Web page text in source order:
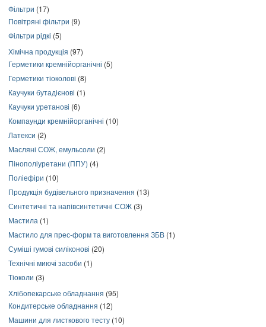
Фільтри (17)
Повітряні фільтри (9)
Фільтри рідкі (5)
Хімічна продукція (97)
Герметики кремнійорганічні (5)
Герметики тіоколові (8)
Каучуки бутадієнові (1)
Каучуки уретанові (6)
Компаунди кремнійорганічні (10)
Латекси (2)
Масляні СОЖ, емульсоли (2)
Пінополіуретани (ППУ) (4)
Поліефіри (10)
Продукція будівельного призначення (13)
Синтетичні та напівсинтетичні СОЖ (3)
Мастила (1)
Мастило для прес-форм та виготовлення ЗБВ (1)
Суміші гумові силіконові (20)
Технічні миючі засоби (1)
Тіоколи (3)
Хлібопекарське обладнання (95)
Кондитерське обладнання (12)
Машини для листкового тесту (10)